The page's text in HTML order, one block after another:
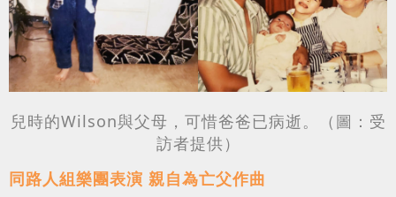
兒時的Wilson與父母，可惜爸爸已病逝。（圖：受
訪者提供）
同路人組樂團表演 親自為亡父作曲